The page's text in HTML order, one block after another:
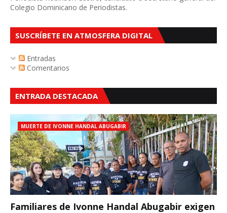
Colegio Dominicano de Periodistas.
SUSCRÍBETE EN ATMOSFERA DIGITAL
Entradas
Comentarios
ENTRADA DESTACADA
MUERTE DE IVONNE HANDAL ABUGABIR
Familiares de Ivonne Handal Abugabir exigen